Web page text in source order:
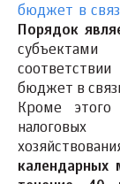
бюджет в
Порядок
бюджет в
Кроме этого
календарных